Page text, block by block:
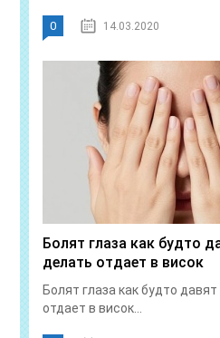
0 14.03.2020
Болят глаза как будто
делать отдает в висок
Болят глаза как будто
отдает в висок...